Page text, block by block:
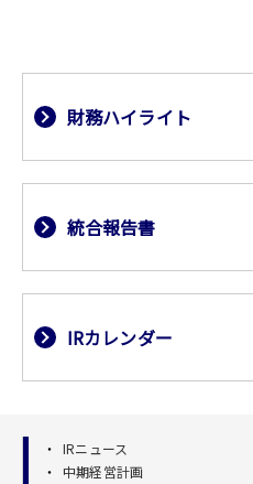
財務ハイライト
統合報告書
IRカレンダー
IRニュース
中期経営計画